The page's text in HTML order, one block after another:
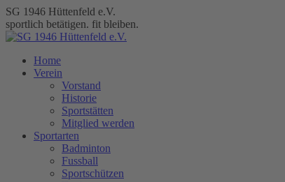
Zum
Inhalt
springen
SG 1946 Hüttenfeld e.V.
sportlich betätigen. fit bleiben.
Home
Verein
Vorstand
Historie
Sportstätten
Mitglied werden
Sportarten
Badminton
Fussball
Sportschützen